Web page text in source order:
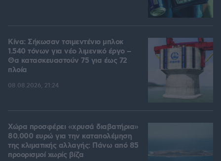
Κίνα: Σήκωσαν τσιμεντένιο μπλοκ
1.540 τόνων για νέο λιμενικό έργο –
Θα κατασκευαστούν 75 για έως 72
πλοία
08.08.2026, 21:24
Χώρα προσφέρει «χρυσά διαβατήρια»
80.000 ευρώ για την καταπολέμηση
της κλιματικής αλλαγής: Πάνω από 85
προορισμοί χωρίς βίζα